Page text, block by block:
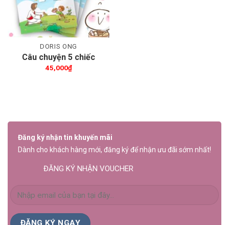
DORIS ONG
Câu chuyện 5 chiếc
bánh và 2 con cá
45,000₫
Đăng ký nhận tin khuyến mãi
Dành cho khách hàng mới, đăng ký để nhận ưu đãi sớm nhất!
ĐĂNG KÝ NHẬN VOUCHER